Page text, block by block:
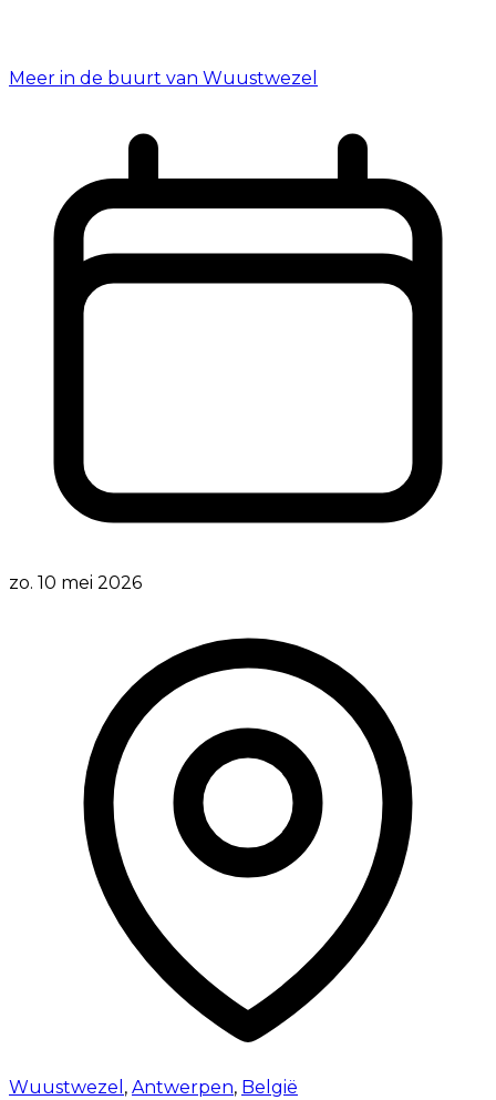
Meer in de buurt van Wuustwezel
zo. 10 mei 2026
Wuustwezel , Antwerpen, België